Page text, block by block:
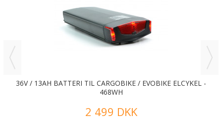
36V / 13AH BATTERI TIL CARGOBIKE / EVOBIKE ELCYKEL -
468WH
2 499 DKK